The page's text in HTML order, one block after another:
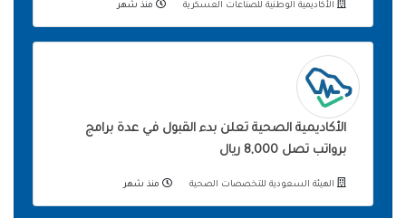
الأكاديمية الوطنية للصناعات العسكرية منذ شهر
الأكاديمية الصحية تعلن بدء القبول في عدة برامج
برواتب تصل 8,000 ريال
الهيئة السعودية للتخصصات الصحية منذ شهر